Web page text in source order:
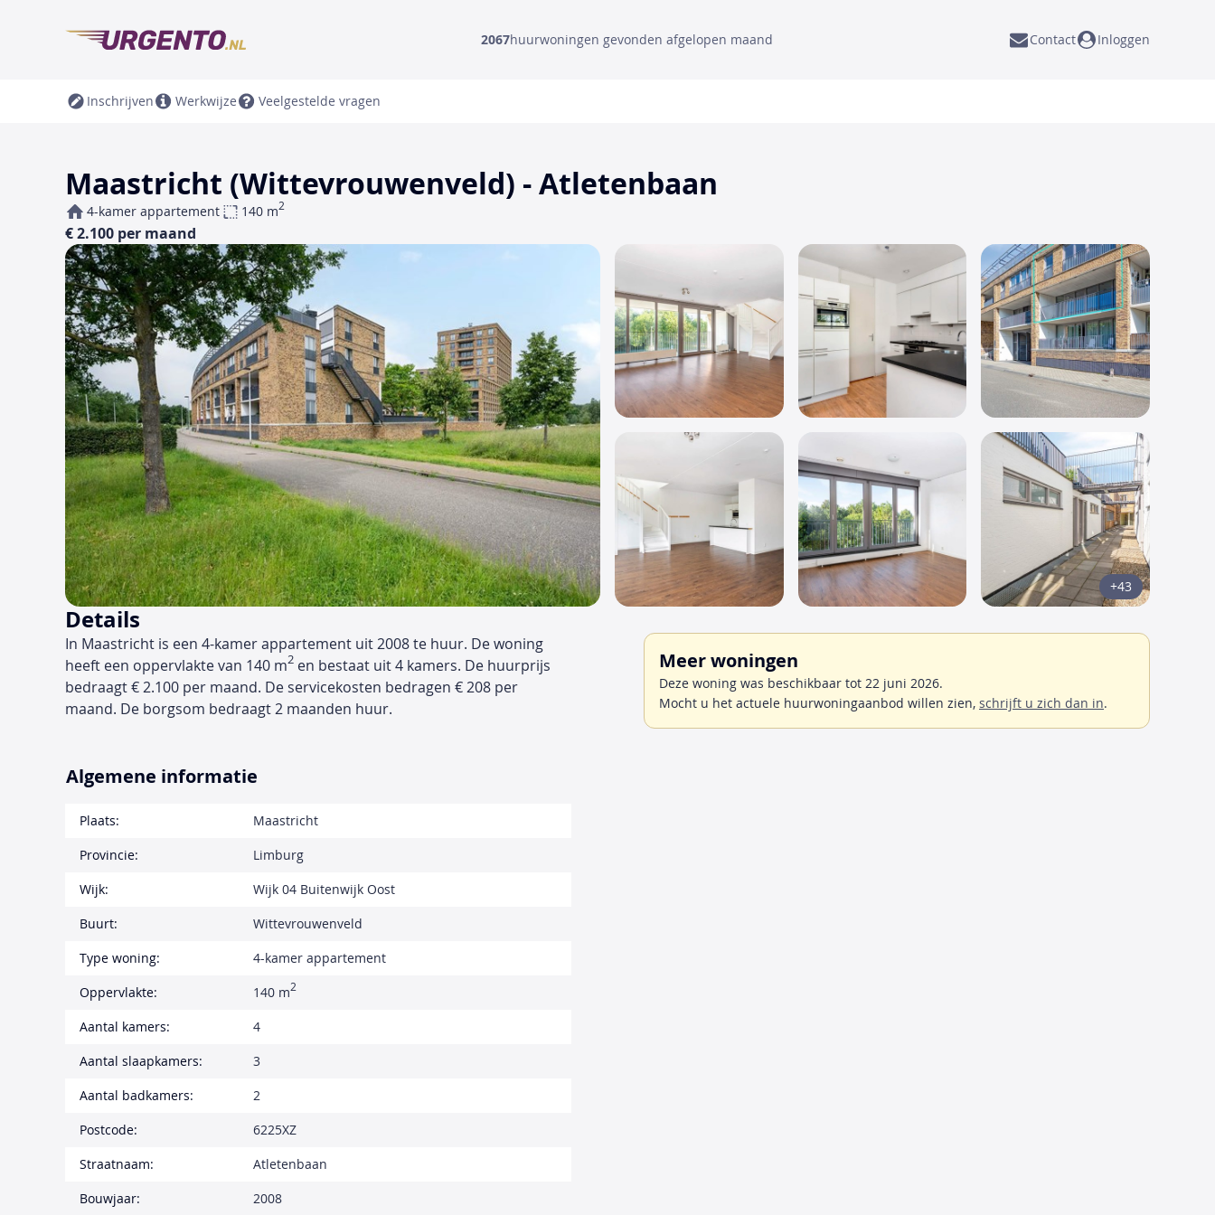
2067huurwoningen gevonden afgelopen maand Contact Inloggen
Inschrijven Werkwijze Veelgestelde vragen
Maastricht (Wittevrouwenveld) - Atletenbaan
4-kamer appartement 140 m2
€ 2.100 per maand
+43
Details
In Maastricht is een 4-kamer appartement uit 2008 te huur. De woning
heeft een oppervlakte van 140 m2 en bestaat uit 4 kamers. De huurprijs
bedraagt € 2.100 per maand. De servicekosten bedragen € 208 per
maand. De borgsom bedraagt 2 maanden huur.
Meer woningen
Deze woning was beschikbaar tot 22 juni 2026.
Mocht u het actuele huurwoningaanbod willen zien, schrijft u zich dan in.
Algemene informatie
Plaats:
Maastricht
Provincie:
Limburg
Wijk:
Wijk 04 Buitenwijk Oost
Buurt:
Wittevrouwenveld
Type woning:
4-kamer appartement
Oppervlakte:
140 m2
Aantal kamers:
4
Aantal slaapkamers:
3
Aantal badkamers:
2
Postcode:
6225XZ
Straatnaam:
Atletenbaan
Bouwjaar:
2008